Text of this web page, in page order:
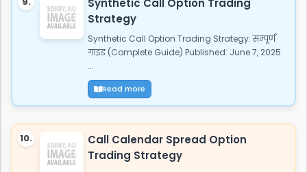
Strategy
Synthetic Call Option Trading Strategy: सम्पूर्ण
गाइड (Complete Guide) Published: June 7, 2025
...
Read more
10.
Call Calendar Spread Option
Trading Strategy